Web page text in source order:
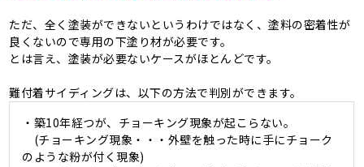
ただ、全く塗装ができないというわけではなく、塗料の密着性が
良くないので専用の下塗り材が必要です。
とは言え、塗装が必要ないケースがほとんどです。
難付着サイディングは、以下の方法で判別ができます。
・築10年経つが、チョーキング現象が起こらない。
(チョーキング現象・・・外壁を触った時に手にチョーク
のような粉が付く現象)